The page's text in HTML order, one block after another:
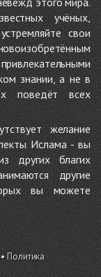
учёных,
свои
знании, а не в
поведёт всех
желание
Ислама - вы
других благих
другие
вы можете
•Политика